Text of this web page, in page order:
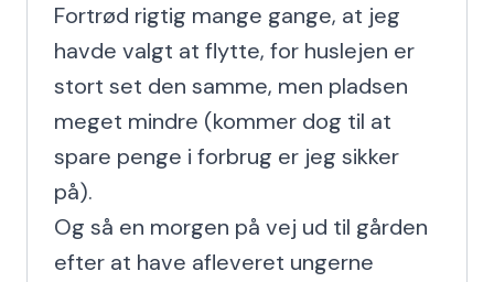
Fortrød rigtig mange gange, at jeg
havde valgt at flytte, for huslejen er
stort set den samme, men pladsen
meget mindre (kommer dog til at
spare penge i forbrug er jeg sikker
på).
Og så en morgen på vej ud til gården
efter at have afleveret ungerne